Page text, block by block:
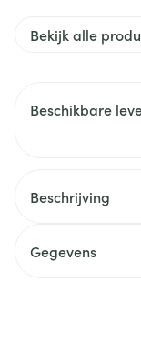
Bekijk alle
Beschikbare
Beschrijving
Gegevens